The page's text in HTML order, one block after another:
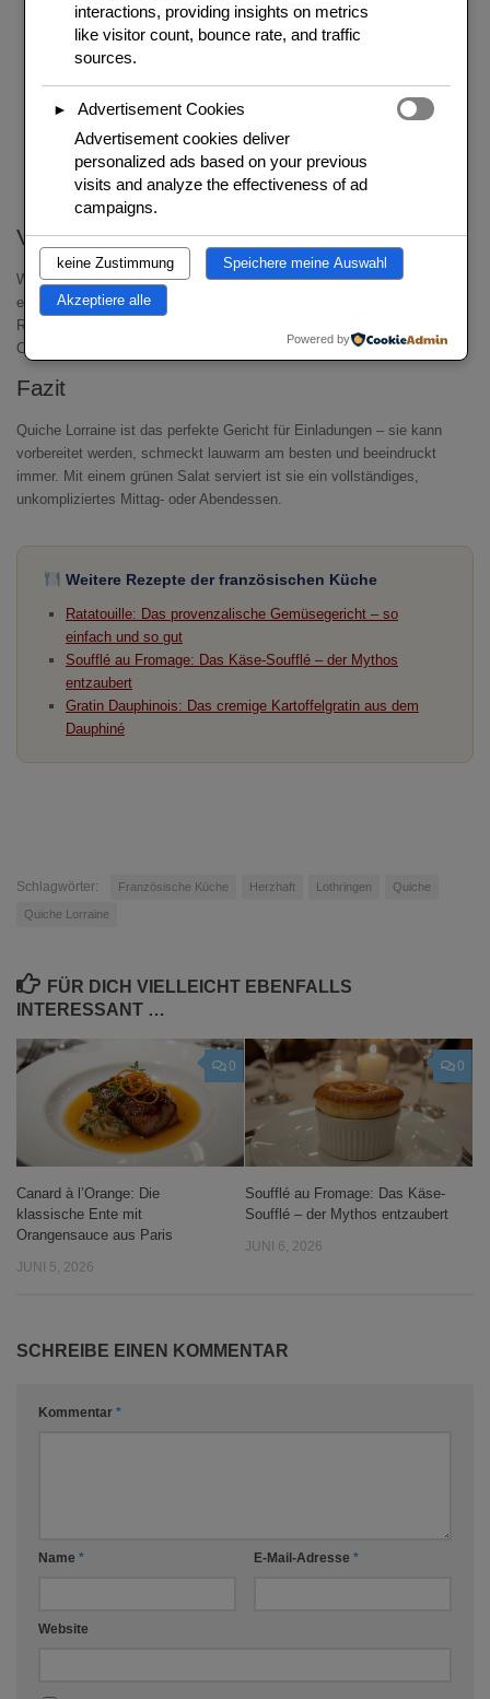
stellen.
Teig ausrollen, in die gebutterte Form legen, Rand andrücken.
Nochmals 15 Minuten kühlen. Mit Backpapier abdecken und
Füllung:Speck in einer Pfanne ohne Fett knusprig braten. Eier,
Speck auf dem vorgebackenen Boden verteilen. Eier-Sahne-
Mischung darübergießen. Bei 180°C weitere 30–35 Minuten
backen, bis die Füllung gestockt und goldbraun ist.
Variationen
Wer möchte, kann Gruyère oder Comté in die Füllung geben – das
ergibt eine Quiche au Fromage. Für eine Quiche provençale kommen
Ratatouille-Gemüse dazu. Vegetarische Variante: Speck durch
Champignons und karamellisierte Zwiebeln ersetzen.
Fazit
Quiche Lorraine ist das perfekte Gericht für Einladungen – sie kann
vorbereitet werden, schmeckt lauwarm am besten und beeindruckt
immer. Mit einem grünen Salat serviert ist sie ein vollständiges,
unkompliziertes Mittag- oder Abendessen.
Weitere Rezepte der französischen Küche
Ratatouille: Das provenzalische Gemüsegericht – so
einfach und so gut
Soufflé au Fromage: Das Käse-Soufflé – der Mythos
entzaubert
Gratin Dauphinois: Das cremige Kartoffelgratin aus dem
Dauphiné
Schlagwörter: Französische Küche Herzhaft Lothringen Quiche
Quiche Lorraine
FÜR DICH VIELLEICHT EBENFALLS
INTERESSANT …
0
Canard à l’Orange: Die
klassische Ente mit
Orangensauce aus Paris
JUNI 5, 2026
0
Soufflé au Fromage: Das Käse-
Soufflé – der Mythos entzaubert
JUNI 6, 2026
SCHREIBE EINEN KOMMENTAR
Kommentar *
Name * E-Mail-Adresse *
Website
interactions, providing insights on metrics
like visitor count, bounce rate, and traffic
sources.
►
Advertisement Cookies
Advertisement cookies deliver
personalized ads based on your previous
visits and analyze the effectiveness of ad
campaigns.
keine Zustimmung Speichere meine Auswahl
Akzeptiere alle
Powered by